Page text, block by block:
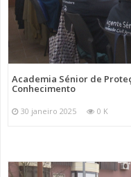
Academia Sénior de
Conhecimento
30 janeiro 2025 0 K